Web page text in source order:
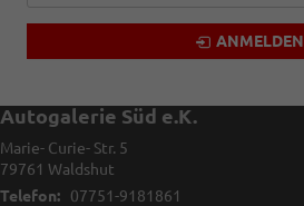
ANMELDEN
Autogalerie Süd e.K.
Marie- Curie- Str. 5
79761 Waldshut
Telefon:
07751-9181861